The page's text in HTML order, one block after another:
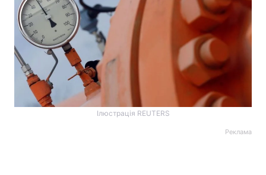
Ілюстрація REUTERS
Реклама